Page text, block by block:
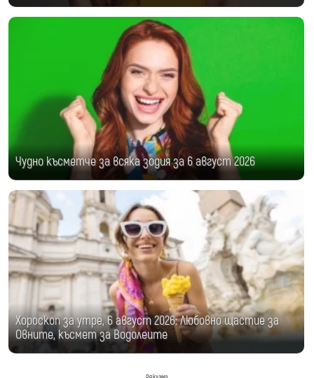
Чудно късметче за всяка зодия за 6 август 2026
Хороскоп за утре, 6 август 2026: Любовно щастие за
Овните, късмет за Водолеите